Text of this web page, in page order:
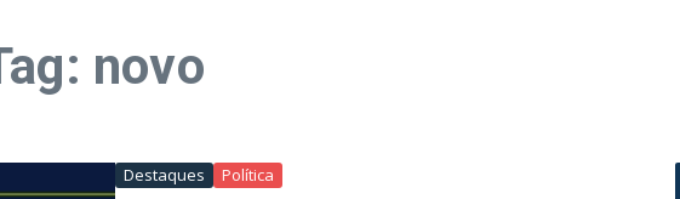
novo
Destaques Política